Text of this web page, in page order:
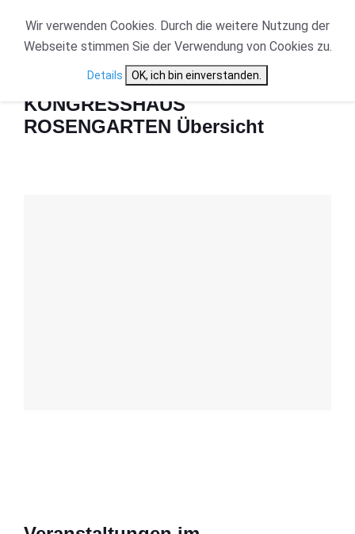
KONGRESSHAUS ROSENGARTEN Übersicht
KONGRESSHAUS
ROSENGARTEN Übersicht
Wir verwenden Cookies. Durch die weitere Nutzung der
Webseite stimmen Sie der Verwendung von Cookies zu.
Details OK, ich bin einverstanden.